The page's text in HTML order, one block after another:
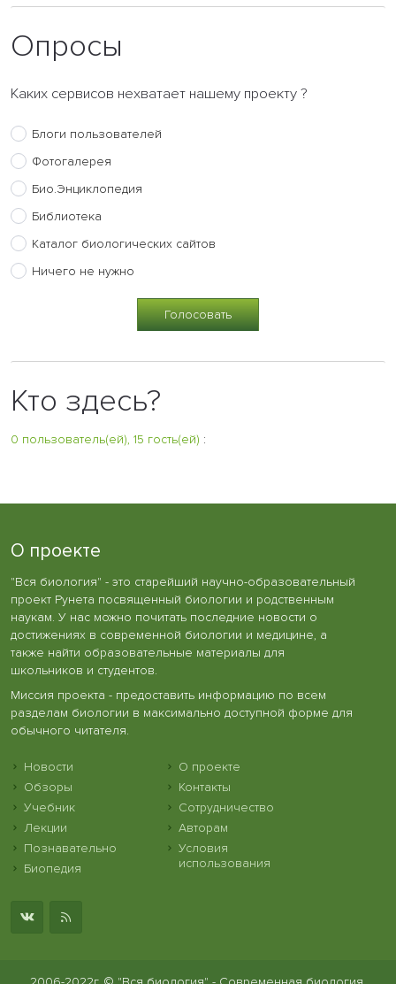
Опросы
Каких сервисов нехватает нашему проекту ?
Блоги пользователей
Фотогалерея
Био.Энциклопедия
Библиотека
Каталог биологических сайтов
Ничего не нужно
Кто здесь?
0 пользователь(ей), 15 гость(ей) :
О проекте
"Вся биология" - это старейший научно-образовательный
проект Рунета посвященный биологии и родственным
наукам. У нас можно почитать последние новости о
достижениях в современной биологии и медицине, а
также найти образовательные материалы для
школьников и студентов.
Миссия проекта - предоставить информацию по всем
разделам биологии в максимально доступной форме для
обычного читателя.
Новости
Обзоры
Учебник
Лекции
Познавательно
Биопедия
О проекте
Контакты
Сотрудничество
Авторам
Условия
использования